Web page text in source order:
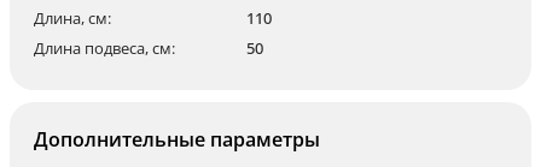
Длина, см:
110
Длина подвеса, см:
50
Дополнительные параметры